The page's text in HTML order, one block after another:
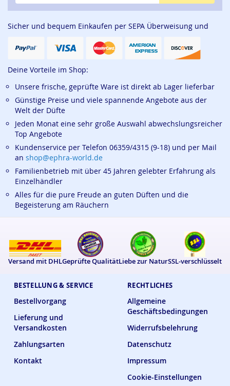
BESTELLUNG & SERVICE
Bestellvorgang
Lieferung und
Versandkosten
Zahlungsarten
Kontakt
RECHTLICHES
Allgemeine
Geschäftsbedingungen
Widerrufsbelehrung
Datenschutz
Impressum
Cookie-Einstellungen
Sicher und bequem Einkaufen per SEPA Überweisung und
Deine Vorteile im Shop:
Unsere frische, geprüfte Ware ist direkt ab Lager lieferbar
Günstige Preise und viele spannende Angebote aus der
Welt der Düfte
Jeden Monat eine sehr große Auswahl abwechslungsreicher
Top Angebote
Kundenservice per Telefon 06359/4315 (9-18) und per Mail
an shop@ephra-world.de
Familienbetrieb mit über 45 Jahren gelebter Erfahrung als
Einzelhändler
Alles für die pure Freude an guten Düften und die
Begeisterung am Räuchern
Versand mit DHLGeprüfte QualitätLiebe zur NaturSSL-verschlüsselt